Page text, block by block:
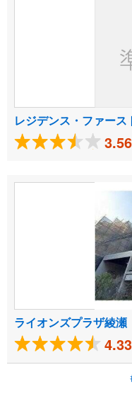
レジデンス・ファース
3.56
ライオンズプラザ綾瀬
4.33